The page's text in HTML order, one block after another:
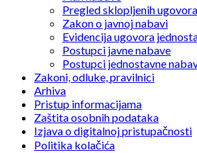
Pregled sklopljenih
Zakon o javnoj nabavi
Evidencija ugovora
Postupci javne nabave
Postupci jednostavne
Zakoni, odluke, pravilnici
Arhiva
Pristup informacijama
Zaštita osobnih podataka
Izjava o digitalnoj pristupačnosti
Politika kolačića